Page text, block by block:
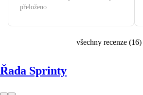
přeloženo.
všechny recenze (16)
Řada Sprinty